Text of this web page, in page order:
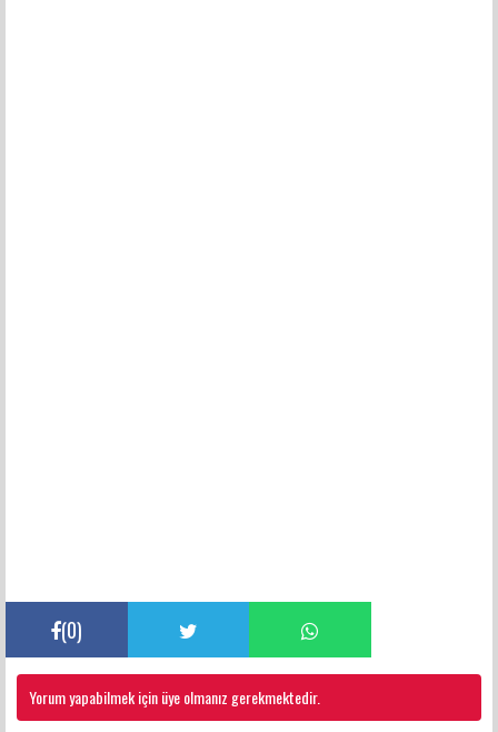
(0)
Yorum yapabilmek için üye olmanız gerekmektedir.